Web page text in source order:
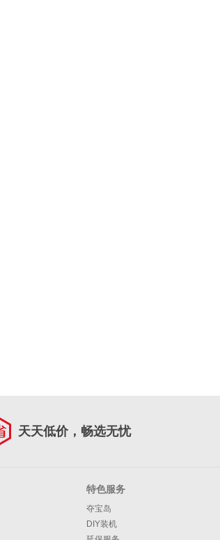
天天低价，畅选无忧
特色服务
夺宝岛
DIY装机